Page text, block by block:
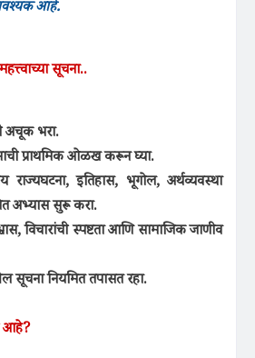
आहे.
सूचना..
अचूक भरा.
प्राथमिक ओळख करून घ्या.
राज्यघटना, इतिहास, भूगोल, अर्थव्यवस्था
अभ्यास सुरू करा.
विचारांची स्पष्टता आणि सामाजिक जाणीव
नियमित तपासत रहा.
आहे?